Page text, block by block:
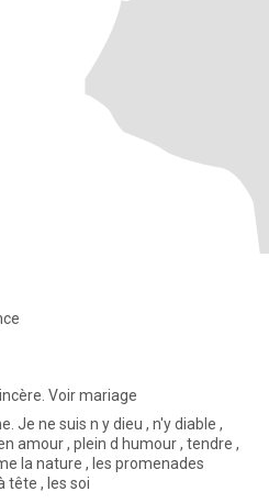
Voir mariage
romantique, les dîner en tête à tête , les soi